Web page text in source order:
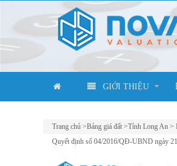
GIỚI THIỆU
Trang chủ >Bảng giá đất >Tỉnh Long An >
Quyết định số 04/2016/QĐ-UBND ngày